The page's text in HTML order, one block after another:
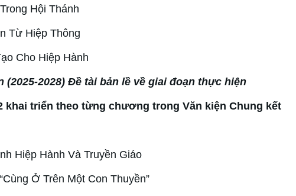
Hội Thánh
Từ Hiệp Thông
Cho Hiệp Hành
(2025-2028) Đề tài bản lề về giai đoạn thực hiện
khai triển theo từng chương trong Văn kiện Chung kết
Hiệp Hành Và Truyền Giáo
Ở Trên Một Con Thuyền”